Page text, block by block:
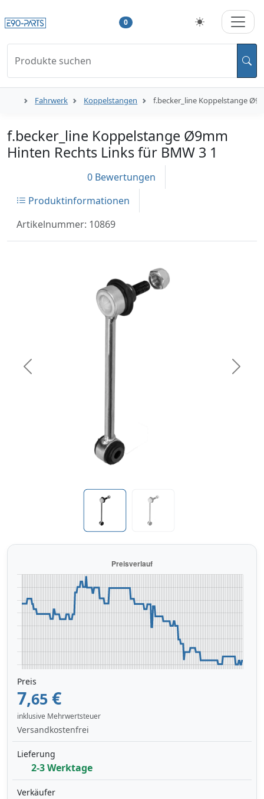
0
Produkte suchen
Fahrwerk Koppelstangen f.becker_line Koppelstange
f.becker_line Koppelstange Ø9mm
Hinten Rechts Links für BMW 3 1
0 Bewertungen
Produktinformationen
Artikelnummer: 10869
Previous Next
Preis
7,65 €
inklusive Mehrwertsteuer
Versandkostenfrei
Lieferung
2-3 Werktage
Verkäufer